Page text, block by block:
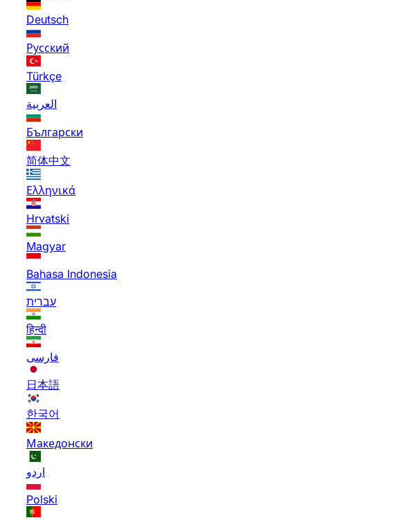
Deutsch
Русский
Türkçe
العربية
Български
简体中文
Ελληνικά
Hrvatski
Magyar
Bahasa Indonesia
עברית
हिन्दी
فارسی
日本語
한국어
Македонски
اردو
Polski